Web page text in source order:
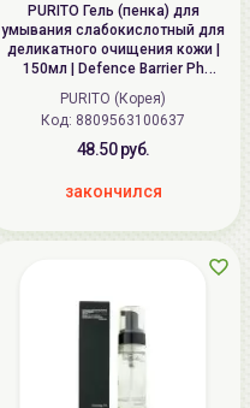
PURITO Гель (пенка) для
умывания слабокислотный для
деликатного очищения кожи |
150мл | Defence Barrier Ph
Cleanser
PURITO (Корея)
Код: 8809563100637
48.50 руб.
закончился